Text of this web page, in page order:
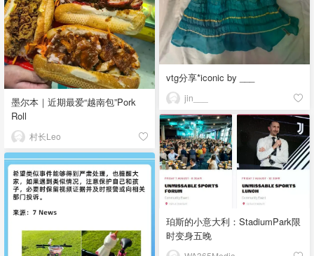
vtg分享*iconic by ___
jin___
墨尔本｜近期最爱“越南包”Pork
Roll
村长Leo
珀斯的小意大利：StadiumPark限
时变身五晚